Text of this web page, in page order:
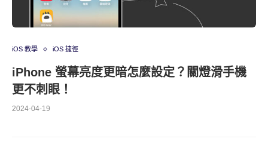
iOS 教學 iOS 捷徑
iPhone 螢幕亮度更暗怎麼設定？關燈滑手機
更不刺眼！
2024-04-19